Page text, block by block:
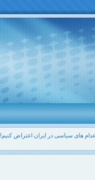
های سیاسی در ایران اعتراض کنیم!